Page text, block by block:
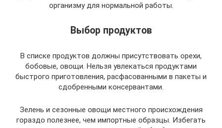
организму для нормальной работы.
Выбор продуктов
В списке продуктов должны присутствовать орехи,
бобовые, овощи. Нельзя увлекаться продуктами
быстрого приготовления, расфасованными в пакеты и
сдобренными консервантами.
Зелень и сезонные овощи местного происхождения
гораздо полезнее, чем импортные образцы. Избегать